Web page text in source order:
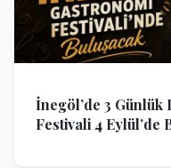
İnegöl’de 3 Günlük
Festivali 4 Eylül’de